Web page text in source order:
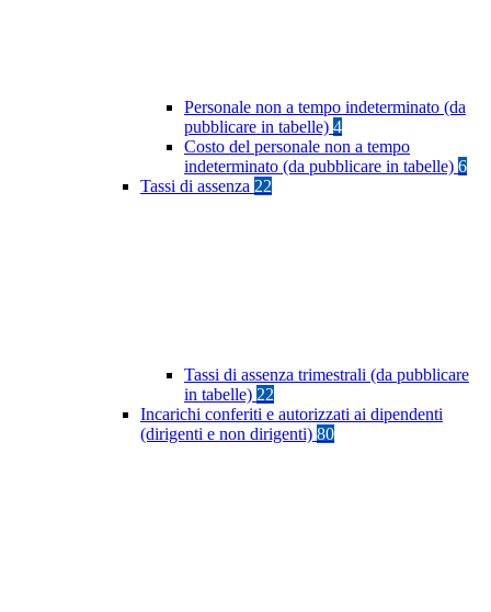
Personale non a tempo indeterminato (da
pubblicare in tabelle) 4
Costo del personale non a tempo
indeterminato (da pubblicare in tabelle) 6
Tassi di assenza 22
Tassi di assenza trimestrali (da pubblicare
in tabelle) 22
Incarichi conferiti e autorizzati ai dipendenti
(dirigenti e non dirigenti) 80